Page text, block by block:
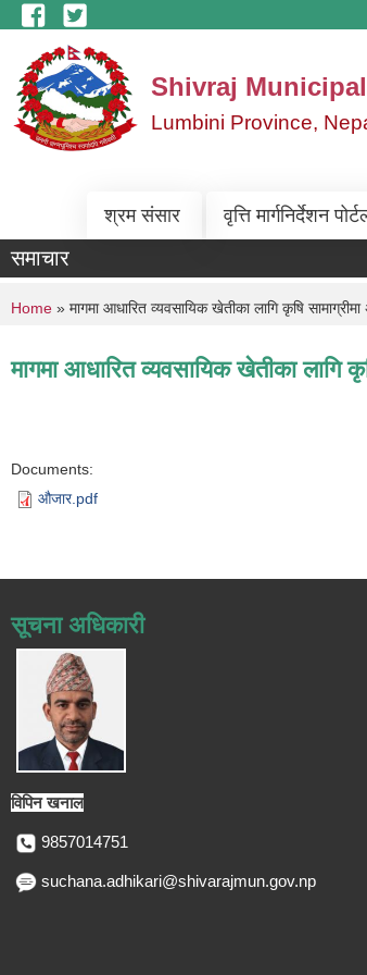
Skip to main content
Shivraj
Lumbini Province,
श्रम संसार वृत्ति मार्गनिर्देशन
समाचार
You are here
Home » मागमा आधारित व्यवसायिक खेतीका लागि कृषि
मागमा आधारित व्यवसायिक खेतीका लागि
Documents:
औजार.pdf
सूचना अधिकारी
विपिन खनाल
9857014751
suchana.adhikari@shivarajmun.gov.np